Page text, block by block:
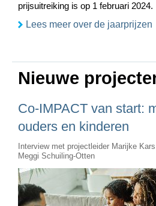
prijsuitreiking is op 1 februari 2024.
Lees meer over de jaarprijzen
Nieuwe
Co-IMPACT van start:
ouders en kinderen
Interview met projectleider Marijke
Meggi Schuiling-Otten